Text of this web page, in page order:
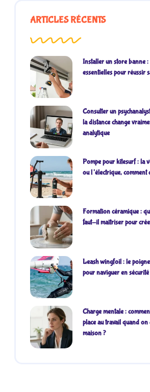
ARTICLES RÉCENTS
Installer un store banne :
essentielles pour réussir
Consulter un
la distance change
analytique
Pompe pour kitesurf : la
ou l’électrique, comment
Formation céramique :
faut-il maîtriser pour
Leash wingfoil : le
pour naviguer en sécurité
Charge mentale :
place au travail quand
maison ?